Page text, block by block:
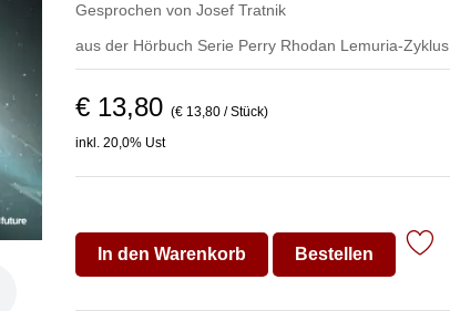
Gesprochen von Josef Tratnik
aus der Hörbuch Serie Perry Rhodan Lemuria-Zyklus
€ 13,80 (€ 13,80 / Stück)
inkl. 20,0% Ust
In den Warenkorb Bestellen